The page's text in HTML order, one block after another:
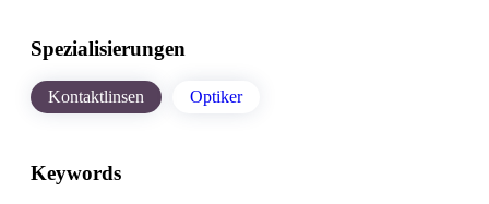
Spezialisierungen
Kontaktlinsen Optiker
Keywords